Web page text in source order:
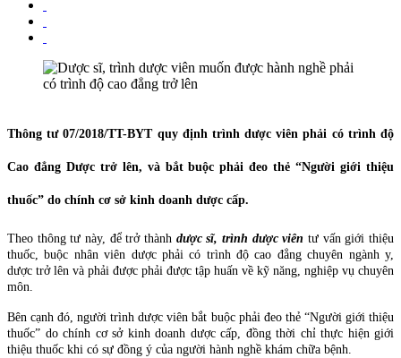
Thông tư 07/2018/TT-BYT quy định trình dược viên phải có trình độ
Cao đẳng Dược trở lên, và bắt buộc phải đeo thẻ “Người giới thiệu
thuốc” do chính cơ sở kinh doanh dược cấp.
Theo thông tư này, để trở thành dược sĩ, trình dược viên tư vấn giới thiệu
thuốc, buộc nhân viên dược phải có trình độ cao đẳng chuyên ngành y,
dược trở lên và phải được phải được tập huấn về kỹ năng, nghiệp vụ chuyên
môn.
Bên cạnh đó, người trình dược viên bắt buộc phải đeo thẻ “Người giới thiệu
thuốc” do chính cơ sở kinh doanh dược cấp, đồng thời chỉ thực hiện giới
thiệu thuốc khi có sự đồng ý của người hành nghề khám chữa bệnh.